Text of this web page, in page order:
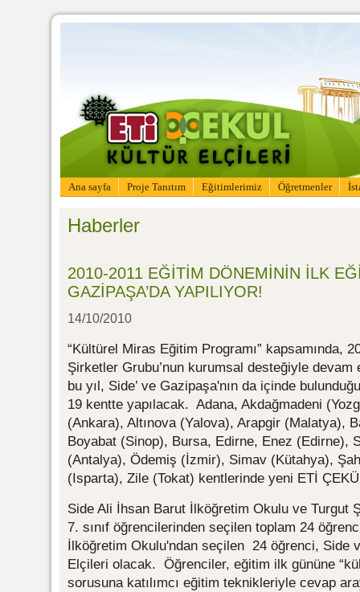
Ana sayfa Proje Tanıtım Eğitimlerimiz Öğretmenler
Haberler
2010-2011 EĞİTİM DÖNEMİNİN İLK
GAZİPAŞA’DA YAPILIYOR!
14/10/2010
“Kültürel Miras Eğitim Programı” kapsamında,
Şirketler Grubu’nun kurumsal desteğiyle devam
bu yıl, Side’ ve Gazipaşa'nın da içinde
19 kentte yapılacak. Adana, Akdağmadeni
(Ankara), Altınova (Yalova), Arapgir (Malatya),
Boyabat (Sinop), Bursa, Edirne, Enez (Edirne),
(Antalya), Ödemiş (İzmir), Simav (Kütahya),
(Isparta), Zile (Tokat) kentlerinde yeni ETİ
Side Ali İhsan Barut İlköğretim Okulu ve Turgut
7. sınıf öğrencilerinden seçilen toplam 24
İlköğretim Okulu'ndan seçilen 24 öğrenci, Side
Elçileri olacak. Öğrenciler, eğitim ilk gününe
sorusuna katılımcı eğitim teknikleriyle cevap